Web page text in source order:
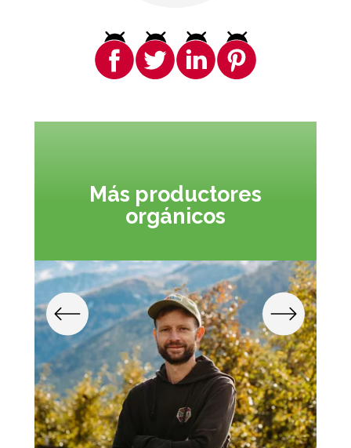
Más productores
orgánicos